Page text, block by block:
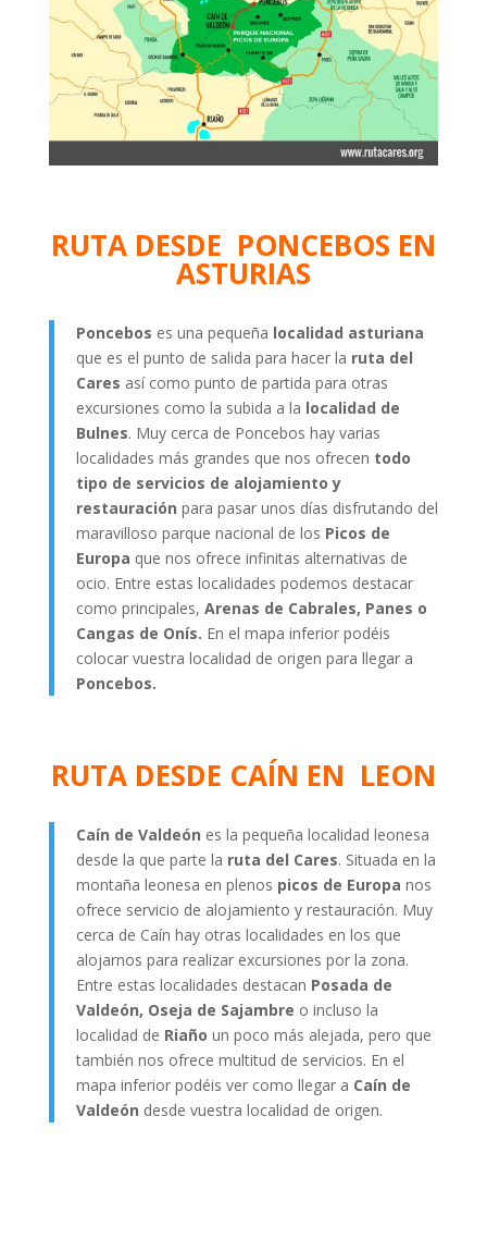
RUTA DESDE PONCEBOS EN
ASTURIAS
Poncebos es una pequeña localidad asturiana
que es el punto de salida para hacer la ruta del
Cares así como punto de partida para otras
excursiones como la subida a la localidad de
Bulnes. Muy cerca de Poncebos hay varias
localidades más grandes que nos ofrecen todo
tipo de servicios de alojamiento y
restauración para pasar unos días disfrutando del
maravilloso parque nacional de los Picos de
Europa que nos ofrece infinitas alternativas de
ocio. Entre estas localidades podemos destacar
como principales, Arenas de Cabrales, Panes o
Cangas de Onís. En el mapa inferior podéis
colocar vuestra localidad de origen para llegar a
Poncebos.
RUTA DESDE CAÍN EN LEON
Caín de Valdeón es la pequeña localidad leonesa
desde la que parte la ruta del Cares. Situada en la
montaña leonesa en plenos picos de Europa nos
ofrece servicio de alojamiento y restauración. Muy
cerca de Caín hay otras localidades en los que
alojarnos para realizar excursiones por la zona.
Entre estas localidades destacan Posada de
Valdeón, Oseja de Sajambre o incluso la
localidad de Riaño un poco más alejada, pero que
también nos ofrece multitud de servicios. En el
mapa inferior podéis ver como llegar a Caín de
Valdeón desde vuestra localidad de origen.